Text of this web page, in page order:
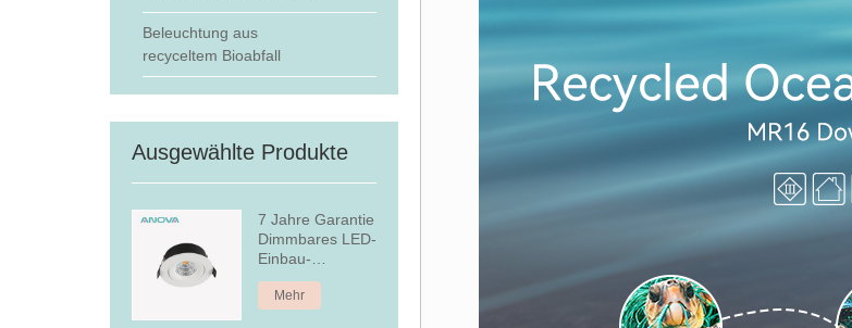
Beleuchtung aus
recyceltem Bioabfall
Ausgewählte Produkte
7 Jahre Garantie
Dimmbares LED-
Einbau-
Downlight
Mehr